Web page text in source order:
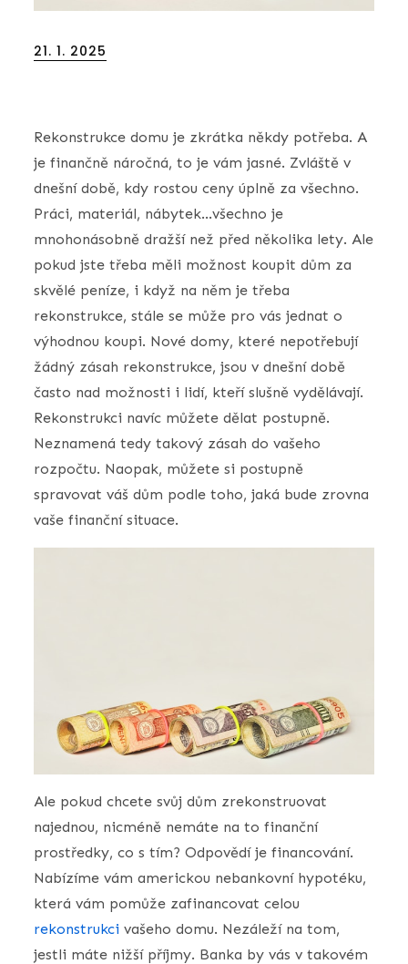
Posted
21. 1. 2025
Rekonstrukce domu je zkrátka někdy potřeba. A
je finančně náročná, to je vám jasné. Zvláště v
dnešní době, kdy rostou ceny úplně za všechno.
Práci, materiál, nábytek…všechno je
mnohonásobně dražší než před několika lety. Ale
pokud jste třeba měli možnost koupit dům za
skvělé peníze, i když na něm je třeba
rekonstrukce, stále se může pro vás jednat o
výhodnou koupi. Nové domy, které nepotřebují
žádný zásah rekonstrukce, jsou v dnešní době
často nad možnosti i lidí, kteří slušně vydělávají.
Rekonstrukci navíc můžete dělat postupně.
Neznamená tedy takový zásah do vašeho
rozpočtu. Naopak, můžete si postupně
spravovat váš dům podle toho, jaká bude zrovna
vaše finanční situace.
Ale pokud chcete svůj dům zrekonstruovat
najednou, nicméně nemáte na to finanční
prostředky, co s tím? Odpovědí je financování.
Nabízíme vám americkou nebankovní hypotéku,
která vám pomůže zafinancovat celou
rekonstrukci vašeho domu. Nezáleží na tom,
jestli máte nižší příjmy. Banka by vás v takovém